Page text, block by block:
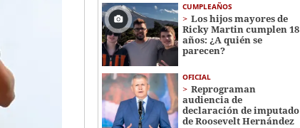
CUMPLEAÑOS
Los hijos mayores de
Ricky Martin cumplen 18
años: ¿A quién se
parecen?
OFICIAL
Reprograman
audiencia de
declaración de imputado
de Roosevelt Hernández